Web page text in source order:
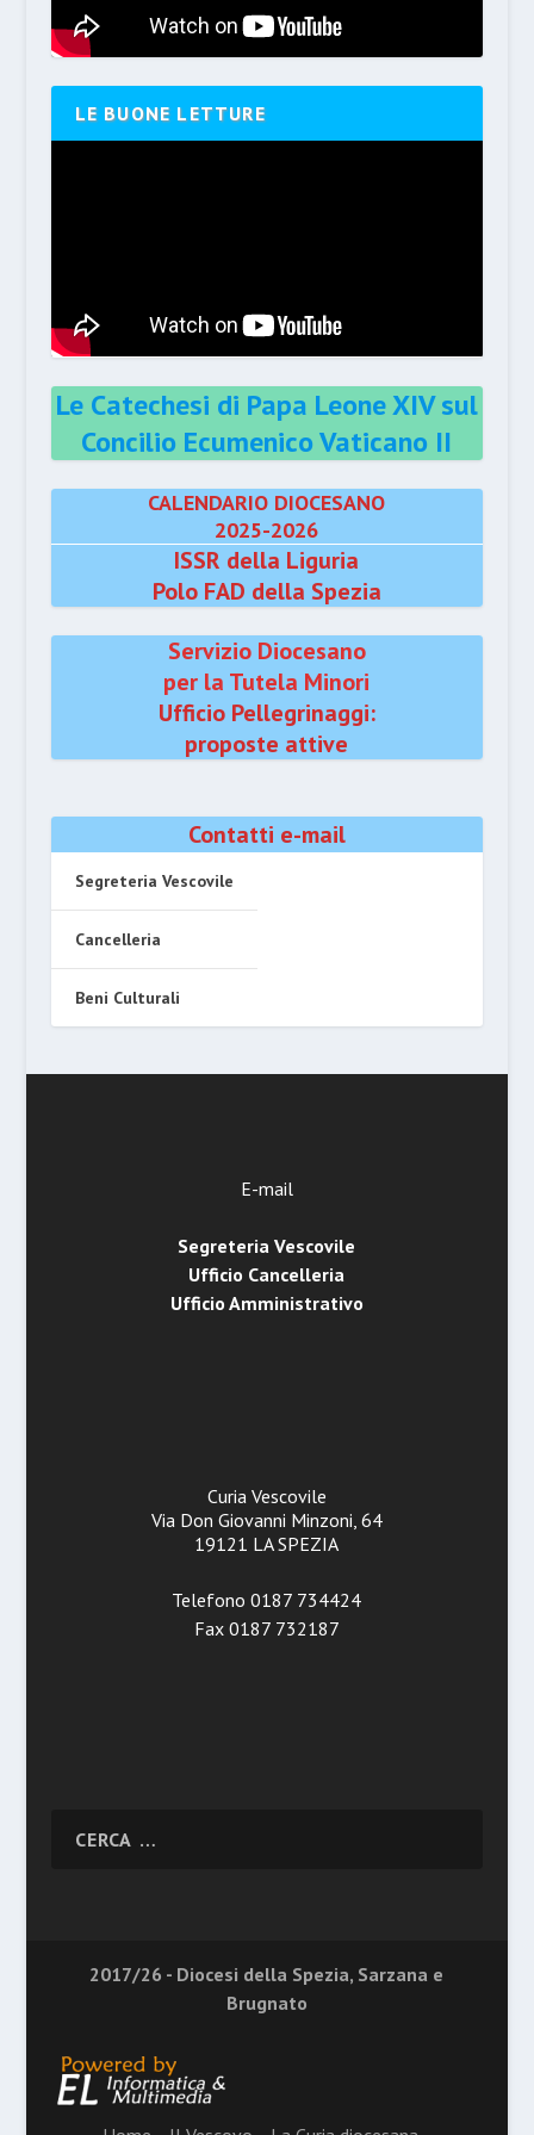
LE BUONE LETTURE
Le Catechesi di Papa Leone XIV sul
Concilio Ecumenico Vaticano II
CALENDARIO DIOCESANO
2025-2026
ISSR della Liguria
Polo FAD della Spezia
Servizio Diocesano
per la Tutela Minori
Ufficio Pellegrinaggi:
proposte attive
Contatti e-mail
Segreteria Vescovile
Cancelleria
Beni Culturali
E-mail
Segreteria Vescovile
Ufficio Cancelleria
Ufficio Amministrativo
Curia Vescovile
Via Don Giovanni Minzoni, 64
19121 LA SPEZIA
Telefono 0187 734424
Fax 0187 732187
2017/26 - Diocesi della Spezia, Sarzana e
Brugnato